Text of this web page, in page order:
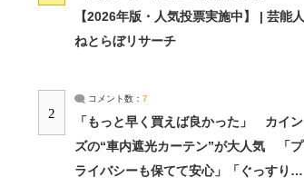
【2026年版・人気投票実施中】 | 芸能人
ねとらぼリサーチ
2
コメント数： 7
「もっと早く買えば良かった」 カイン
ズの“車内遮光カーテン”が大人気 「プ
ライバシーも保てて安心」「ぐっすり眠